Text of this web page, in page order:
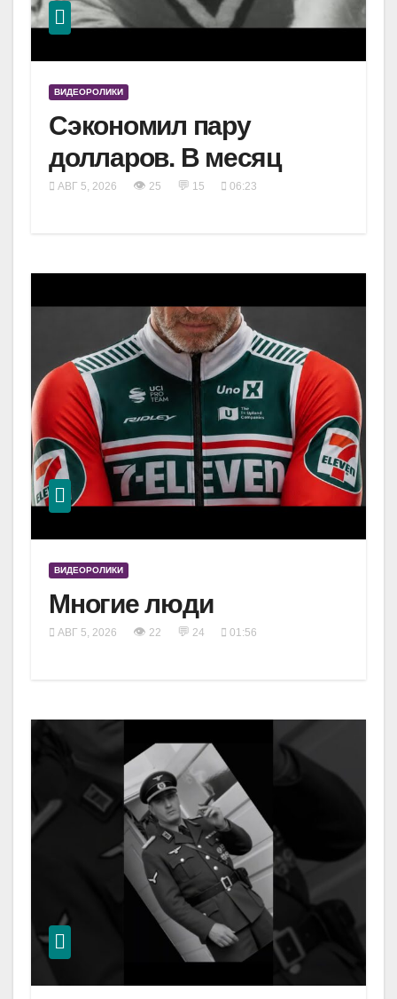
ВИДЕОРОЛИКИ
Сэкономил пару
долларов. В месяц
АВГ 5, 2026 👁 25 💬 15 06:23
ВИДЕОРОЛИКИ
Многие люди
АВГ 5, 2026 👁 22 💬 24 01:56